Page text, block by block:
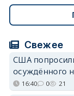
Свежее
США
осуждённого
16:40 0 21